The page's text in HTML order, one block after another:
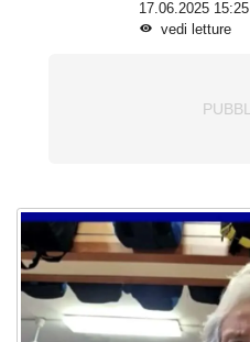
17.06.2025 15:25
vedi letture